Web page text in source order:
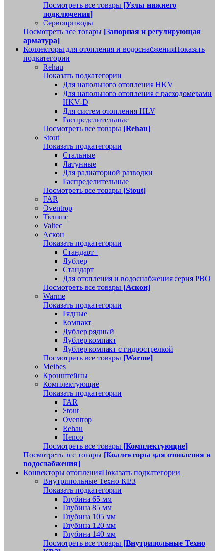
Посмотреть все товары [Узлы нижнего
подключения]
Сервоприводы
Посмотреть все товары [Запорная и регулирующая
арматура]
Коллекторы для отопления и водоснабженияПоказать
подкатегории
Rehau
Показать подкатегории
Для напольного отопления HKV
Для напольного отопления с расходомерами
HKV-D
Для систем отопления HLV
Распределительные
Посмотреть все товары [Rehau]
Stout
Показать подкатегории
Стальные
Латунные
Для радиаторной разводки
Распределительные
Посмотреть все товары [Stout]
FAR
Oventrop
Tiemme
Valtec
Аскон
Показать подкатегории
Стандарт+
Дублер
Стандарт
Для отопления и водоснабжения серия РВО
Посмотреть все товары [Аскон]
Warme
Показать подкатегории
Рядные
Компакт
Дублер рядный
Дублер компакт
Дублер компакт с гидрострелкой
Посмотреть все товары [Warme]
Meibes
Кронштейны
Комплектующие
Показать подкатегории
FAR
Stout
Oventrop
Rehau
Henco
Посмотреть все товары [Комплектующие]
Посмотреть все товары [Коллекторы для отопления и
водоснабжения]
Конвекторы отопленияПоказать подкатегории
Внутрипольные Техно КВЗ
Показать подкатегории
Глубина 65 мм
Глубина 85 мм
Глубина 105 мм
Глубина 120 мм
Глубина 140 мм
Посмотреть все товары [Внутрипольные Техно